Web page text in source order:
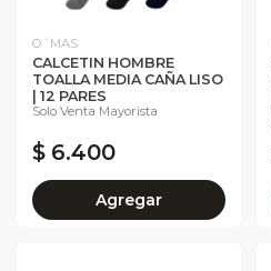
O´MAS
CALCETIN HOMBRE
TOALLA MEDIA CAÑA LISO
| 12 PARES
Solo Venta Mayorista
$ 6.400
Agregar